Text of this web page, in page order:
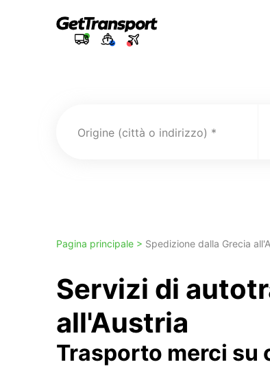
Origine (città o indirizzo)
Pagina principale > Spedizione dalla Grecia
Servizi di
all'Austria
Trasporto merci su